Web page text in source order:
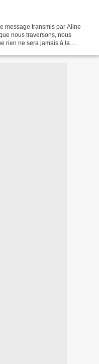
message transmis par Aline
nous traversons, nous
rien ne sera jamais à la